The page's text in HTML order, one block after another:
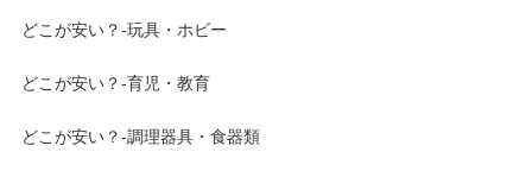
どこが安い？-玩具・ホビー
どこが安い？-育児・教育
どこが安い？-調理器具・食器類